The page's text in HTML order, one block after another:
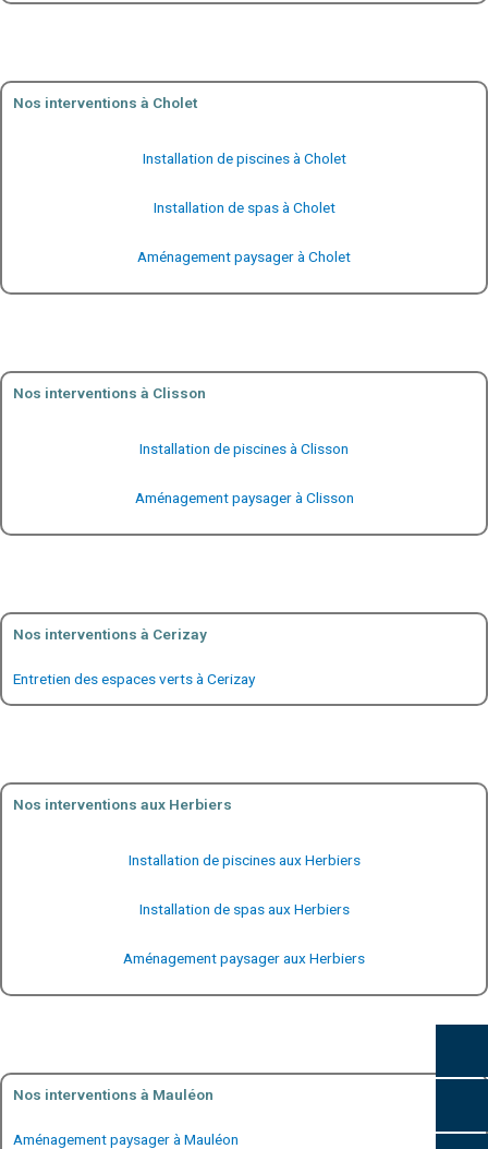
Nos interventions à Cholet
Installation de piscines à Cholet
Installation de spas à Cholet
Aménagement paysager à Cholet
Nos interventions à Clisson
Installation de piscines à Clisson
Aménagement paysager à Clisson
Nos interventions à Cerizay
Entretien des espaces verts à Cerizay
Nos interventions aux Herbiers
Installation de piscines aux Herbiers
Installation de spas aux Herbiers
Aménagement paysager aux Herbiers
Nos interventions à Mauléon
Aménagement paysager à Mauléon